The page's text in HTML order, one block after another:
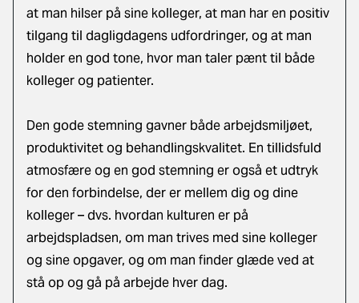
at man hilser på sine kolleger, at man har en positiv
tilgang til dagligdagens udfordringer, og at man
holder en god tone, hvor man taler pænt til både
kolleger og patienter.
Den gode stemning gavner både arbejdsmiljøet,
produktivitet og behandlingskvalitet. En tillidsfuld
atmosfære og en god stemning er også et udtryk
for den forbindelse, der er mellem dig og dine
kolleger – dvs. hvordan kulturen er på
arbejdspladsen, om man trives med sine kolleger
og sine opgaver, og om man finder glæde ved at
stå op og gå på arbejde hver dag.